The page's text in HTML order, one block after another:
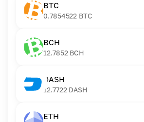
BTC
0.7854522 BTC
BCH
12.7852 BCH
DASH
12.7722 DASH
ETH